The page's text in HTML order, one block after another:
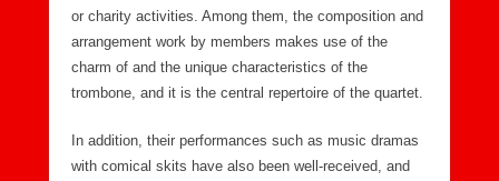
or charity activities. Among them, the composition and
arrangement work by members makes use of the
charm of and the unique characteristics of the
trombone, and it is the central repertoire of the quartet.
In addition, their performances such as music dramas
with comical skits have also been well-received, and